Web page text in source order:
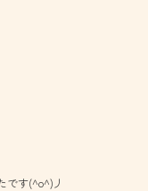
です(^o^)丿